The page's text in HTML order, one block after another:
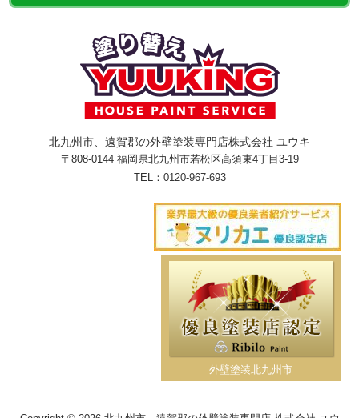
北九州市、遠賀郡の外壁塗装専門店株式会社 ユウキ
〒808-0144 福岡県北九州市若松区高須東4丁目3-19
TEL： 0120-967-693
外壁塗装北九州市